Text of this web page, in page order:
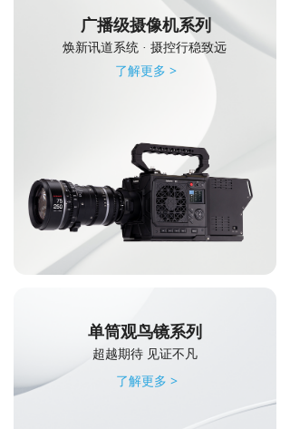
广播级摄像机系列
焕新讯道系统 · 摄控行稳致远
了解更多 >
单筒观鸟镜系列
超越期待 见证不凡
了解更多 >